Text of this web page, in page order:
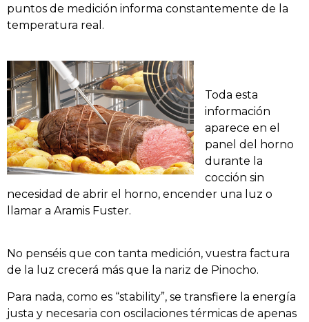
puntos de medición informa constantemente de la
temperatura real.
Toda esta
información
aparece en el
panel del horno
durante la
cocción sin
necesidad de abrir el horno, encender una luz o
llamar a Aramis Fuster.
No penséis que con tanta medición, vuestra factura
de la luz crecerá más que la nariz de Pinocho.
Para nada, como es “stability”, se transfiere la energía
justa y necesaria con oscilaciones térmicas de apenas